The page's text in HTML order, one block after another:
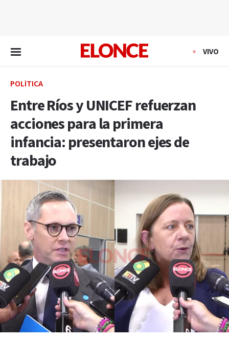
VIVO
POLÍTICA
Entre Ríos y UNICEF refuerzan
acciones para la primera
infancia: presentaron ejes de
trabajo